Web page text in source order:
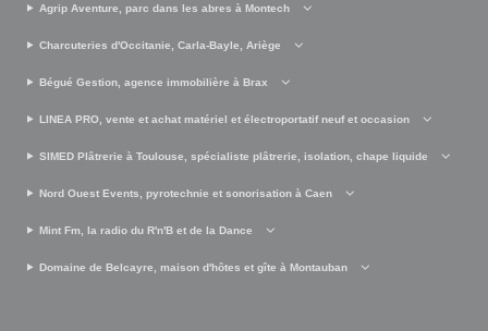
Agrip Aventure, parc dans les abres à Montech
Charcuteries d'Occitanie, Carla-Bayle, Ariège
Bégué Gestion, agence immobilière à Brax
LINEA PRO, vente et achat matériel et électroportatif neuf et occasion
SIMED Plâtrerie à Toulouse, spécialiste plâtrerie, isolation, chape liquide
Nord Ouest Events, pyrotechnie et sonorisation à Caen
Mint Fm, la radio du R'n'B et de la Dance
Domaine de Belcayre, maison d'hôtes et gîte à Montauban